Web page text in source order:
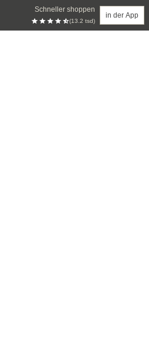
Schneller shoppen
(13.2 tsd)
in der App